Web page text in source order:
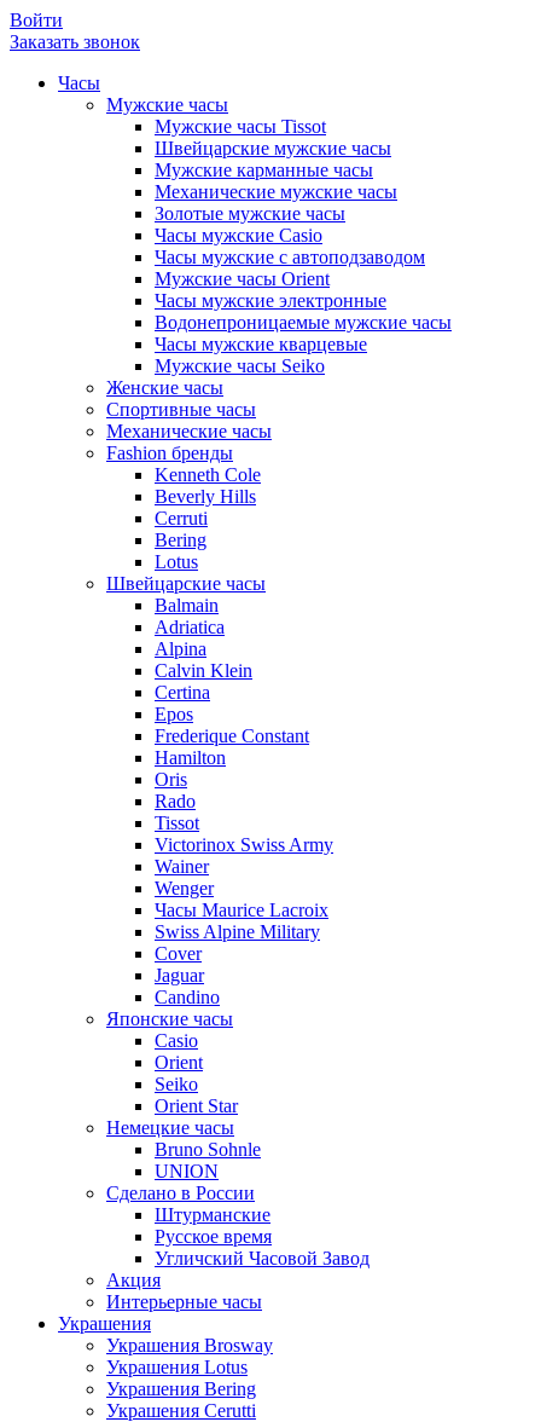
Войти
Заказать звонок
Часы
Мужские часы
Мужские часы Tissot
Швейцарские мужские часы
Мужские карманные часы
Механические мужские часы
Золотые мужские часы
Часы мужские Casio
Часы мужские с автоподзаводом
Мужские часы Orient
Часы мужские электронные
Водонепроницаемые мужские часы
Часы мужские кварцевые
Мужские часы Seiko
Женские часы
Спортивные часы
Механические часы
Fashion бренды
Kenneth Cole
Beverly Hills
Cerruti
Bering
Lotus
Швейцарские часы
Balmain
Adriatica
Alpina
Calvin Klein
Certina
Epos
Frederique Constant
Hamilton
Oris
Rado
Tissot
Victorinox Swiss Army
Wainer
Wenger
Часы Maurice Lacroix
Swiss Alpine Military
Cover
Jaguar
Candino
Японские часы
Casio
Orient
Seiko
Orient Star
Немецкие часы
Bruno Sohnle
UNION
Сделано в России
Штурманские
Русское время
Угличский Часовой Завод
Акция
Интерьерные часы
Украшения
Украшения Brosway
Украшения Lotus
Украшения Bering
Украшения Cerutti